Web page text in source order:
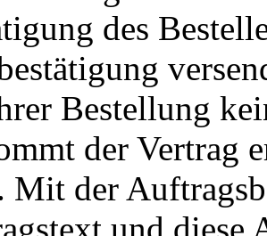
des
Bestellung
der Vertrag
Mit der